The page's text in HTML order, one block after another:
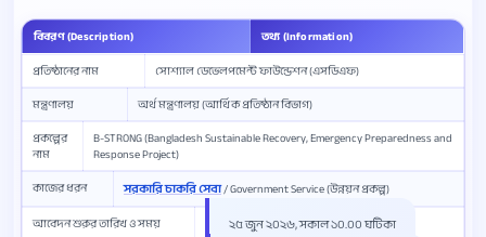
বিবরণ (Description)
তথ্য (Information)
প্রতিষ্ঠানের নাম
সোশ্যাল ডেভেলপমেন্ট ফাউন্ডেশন (এসডিএফ)
মন্ত্রণালয়
অর্থ মন্ত্রণালয় (আর্থিক প্রতিষ্ঠান বিভাগ)
প্রকল্পের
নাম
B-STRONG (Bangladesh Sustainable Recovery, Emergency Preparedness and
Response Project)
কাজের ধরন
সরকারি চাকরি সেবা/ Government Service (উন্নয়ন প্রকল্প)
আবেদন শুরুর তারিখ ও সময়
২৫ জুন ২০২৬, সকাল ১০.০০ ঘটিকা